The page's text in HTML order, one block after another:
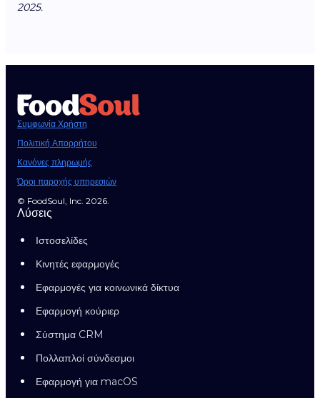
2025.
Συμφωνία Χρήστη
Πολιτική Απορρήτου
Κανόνες πληρωμής
Όροι παροχής υπηρεσιών
© FoodSoul, Inc. 2026.
Λύσεις
Ιστοσελίδες
Κινητές εφαρμογές
Εφαρμογές για κοινωνικά δίκτυα
Εφαρμογή κούριερ
Σύστημα CRM
Πολλαπλοί σύνδεσμοι
Εφαρμογή για macOS